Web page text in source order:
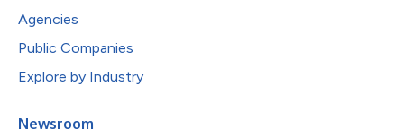
Agencies
Public Companies
Explore by Industry
Newsroom